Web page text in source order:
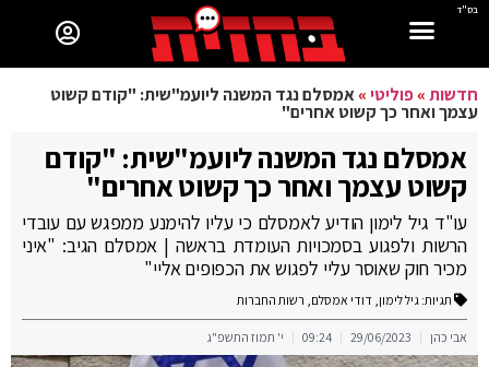
בס"ד
חדשות»פוליטי»אמסלם נגד המשנה ליועמ"שית: "קודם קשוט
עצמך ואחר כך קשוט אחרים"
אמסלם נגד המשנה ליועמ"שית: "קודם
קשוט עצמך ואחר כך קשוט אחרים"
עו"ד גיל לימון הודיע לאמסלם כי עליו להימנע ממפגש עם עובדי
הרשות ולפגוע בסמכויות העומדת בראשה | אמסלם הגיב: "איני
מכיר חוק שאוסר עליי לפגוש את הכפופים אליי"
תגיות: גיל לימון, דודי אמסלם, רשות החברות
אבי כהן 29/06/2023
09:24 י' תמוז התשפ"ג